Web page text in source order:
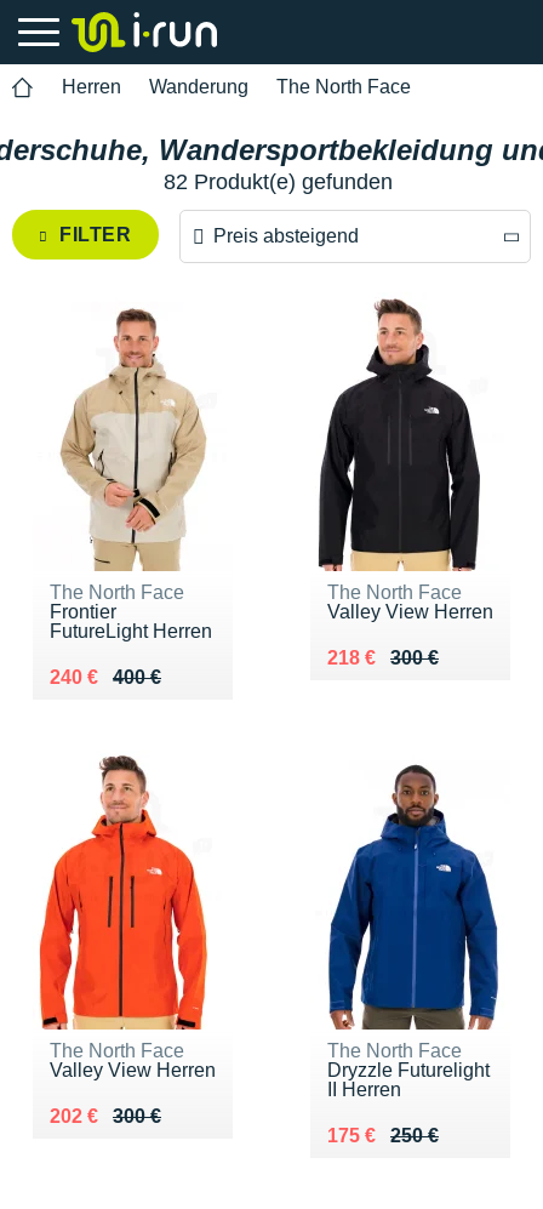
Herren Wanderung The North Face
Wandersportbekleidung
82 Produkt(e) gefunden
FILTER Preis absteigend
The North Face
Frontier
FutureLight Herren
400 €
Au lieu de 400 €
240 €
Vendu 240 €
The North Face
Valley View Herren
300 €
Au lieu de 300 €
218 €
Vendu 218 €
The North Face
Valley View Herren
300 €
Au lieu de 300 €
202 €
Vendu 202 €
The North Face
Dryzzle Futurelight
II Herren
250 €
Au lieu de 250 €
175 €
Vendu 175 €